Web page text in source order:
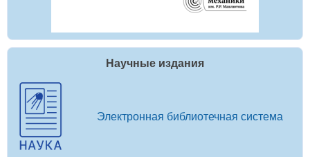
Научные издания
Электронная библиотечная система